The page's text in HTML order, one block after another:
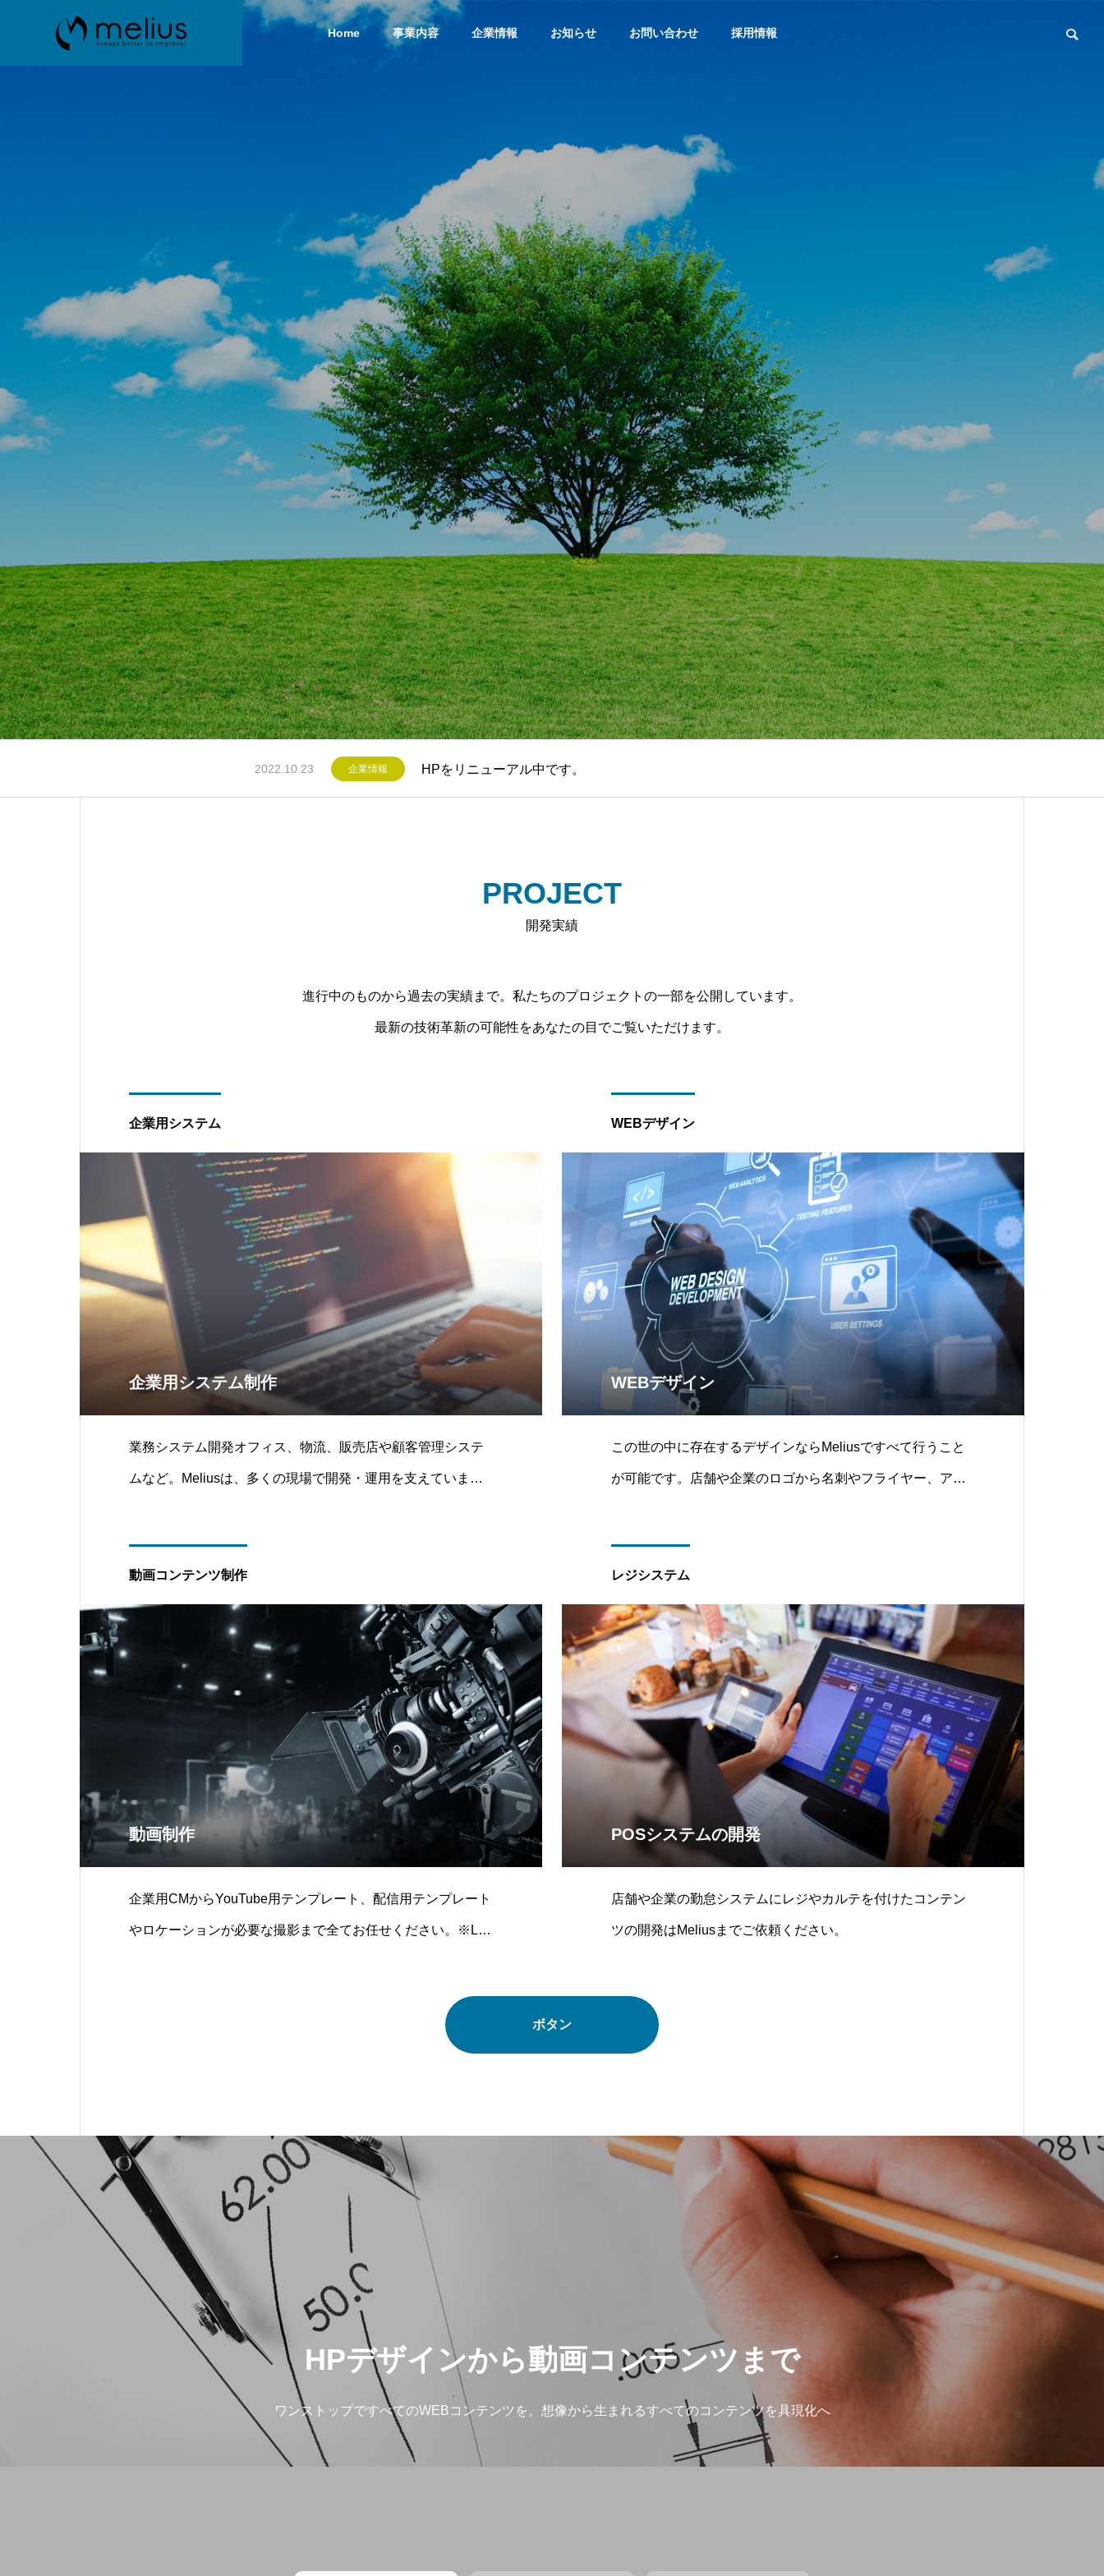
Home 事業内容 企業情報 お知らせ お問い合わせ 採用情報
企業用システム制
作
make a System
WEBデザイン
店舗や企業のロゴから
名刺やフライヤー、 ア
パレルのデザインやイ
ラストまですべて
Meliusにお任せくださ
い。
飲食店向けコンサ
ルティング
店舗デザインからすべ
てのデザイン、お任せ
ください。
動画コンテンツ制
作
ロケからLIVEまで幅広
Corporate philosophy
Access
アクセス
HPデザインから動画コンテンツまで
ワンストップですべてのWEBコンテンツを。
2022.10.23 企業情報 HPをリニューアル中です。
PROJECT
開発実績
進行中のものから過去の実績まで。私たちのプロジェクトの一部を公開しています。
最新の技術革新の可能性をあなたの目でご覧いただけます。
企業用システム
企業用システム制作
業務システム開発オフィス、物流、販売店や顧客管理システ
ムなど。Meliusは、多くの現場で開発・運用を支えていま
WEBデザイン
WEBデザイン
この世の中に存在するデザインならMeliusですべて行うこと
が可能です。店舗や企業のロゴから名刺やフライヤー、アパ
動画コンテンツ制作
動画制作
企業用CMからYouTube用テンプレート、配信用テンプレート
やロケーションが必要な撮影まで全てお任せください。※LIV
レジシステム
POSシステムの開発
店舗や企業の勤怠システムにレジやカルテを付けたコンテン
ツの開発はMeliusまでご依頼ください。
ボタン
HPデザインから動画コンテンツまで
ワンストップですべてのWEBコンテンツを。想像から生まれるすべてのコンテンツを具現化へ